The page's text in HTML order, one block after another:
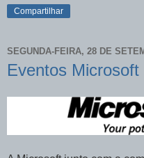
Compartilhar
SEGUNDA-FEIRA, 28 DE
Eventos Microsoft